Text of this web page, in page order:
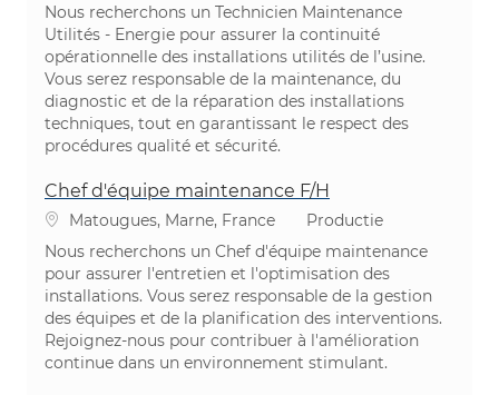
Nous recherchons un Technicien Maintenance
Utilités - Energie pour assurer la continuité
opérationnelle des installations utilités de l’usine.
Vous serez responsable de la maintenance, du
diagnostic et de la réparation des installations
techniques, tout en garantissant le respect des
procédures qualité et sécurité.
Chef d'équipe maintenance F/H
PlaatsMatougues, Marne, France Categorie
Productie
Nous recherchons un Chef d'équipe maintenance
pour assurer l'entretien et l'optimisation des
installations. Vous serez responsable de la gestion
des équipes et de la planification des interventions.
Rejoignez-nous pour contribuer à l'amélioration
continue dans un environnement stimulant.